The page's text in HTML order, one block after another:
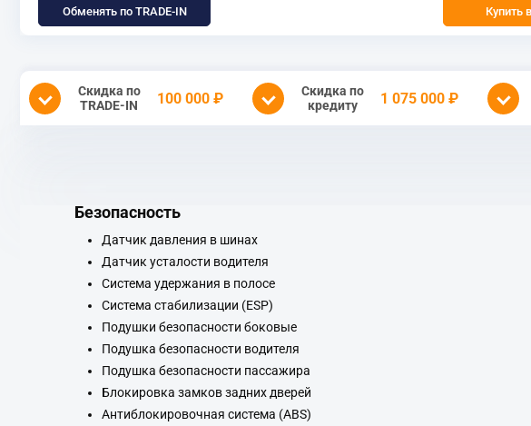
Обменять по TRADE-IN
Скидка по
TRADE-IN
100 000 ₽
Скидка по
кредиту
1 075 000 ₽
Безопасность
Датчик давления в шинах
Датчик усталости водителя
Система удержания в полосе
Система стабилизации (ESP)
Подушки безопасности боковые
Подушка безопасности водителя
Подушка безопасности пассажира
Блокировка замков задних дверей
Антиблокировочная система (ABS)